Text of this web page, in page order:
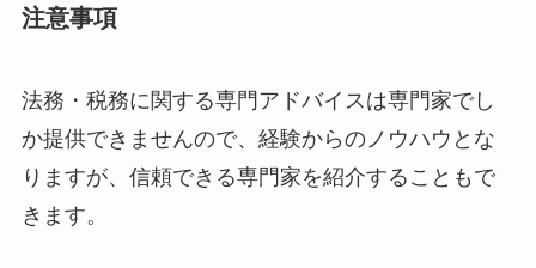
注意事項
法務・税務に関する専門アドバイスは専門家でし
か提供できませんので、経験からのノウハウとな
りますが、信頼できる専門家を紹介することもで
きます。